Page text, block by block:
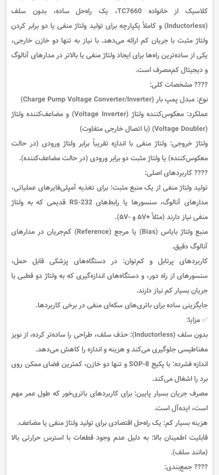
کلاسیک از خانواده TC7660، یک راه‌حل ساده، بدون سلف
(Inductorless) و کاملاً یکپارچه برای تولید ولتاژ منفی یا دو برابر کردن
ولتاژ مثبت با جریان کم ارائه می‌دهد. با نیاز به تنها دو خازن خارجی،
یکی از ساده‌ترین راه‌ها برای ایجاد ولتاژ منفی یا بالاتر در مدارهای آنالوگ
و دیجیتال کم‌مصرف است.
????مشخصات کلی:
نوع: مبدل پمپ بار (Charge Pump Voltage Converter/Inverter)
عملکرد: معکوس‌کننده ولتاژ (Voltage Inverter) و مضاعف‌کننده ولتاژ
(Voltage Doubler)
(با اتصال خارجی متفاوت)
ولتاژ خروجی: ولتاژ منفی با اندازه تقریباً برابر ولتاژ ورودی (در حالت
معکوس‌کننده) یا ولتاژ مثبت دو برابر ورودی (در حالت مضاعف‌کننده).
????کاربردهای اصلی:
تولید ولتاژ منفی از یک منبع مثبت: برای تغذیه آمپلی‌فایرهای عملیاتی،
مدارهای آنالوگ، سنسورها یا رابط‌های RS-232 قدیمی که به ولتاژ
منفی نیاز دارند (مثلاً +۵V و -۵V).
منبع ولتاژ بایاس (Bias) یا مرجع (Reference) کم‌جریان
در مدارهای
آنالوگ دقیق.
کاربردهای پرتابل و کم‌توان: در دستگاه‌های پزشکی قابل حمل،
سنسورهای از راه دور، و دستگاه‌های اندازه‌گیری که به ولتاژ دو قطبی با
جریان بسیار کم نیاز دارند.
جایگزینی ساده برای باتری‌های سکه‌ای منفیدر برخی کاربردها.
✅مزایا:
بدون سلف (Inductorless):
حذف سلف، طراحی را ساده‌تر کرده، از نویز
مغناطیسی جلوگیری می‌کند و هزینه و اندازه را کاهش می‌دهد.
اندازه فشرده:
با پکیج SOP-8 و تنها دو خازن، کمترین فضای ممکن روی
برد را اشغال می‌کند.
مصرف جریان بسیار پایین: برای کاربردهای باتری‌خور که طول عمر مهم
است، ایده‌آل است.
هزینه بسیار کم: یک راه‌حل اقتصادی برای تولید ولتاژ منفی یا مضاعف.
قابلیت اطمینان بالا: به دلیل عدم وجود قطعات با استرس حرارتی بالا
(مانند سلف).
????جمع‌بندی: